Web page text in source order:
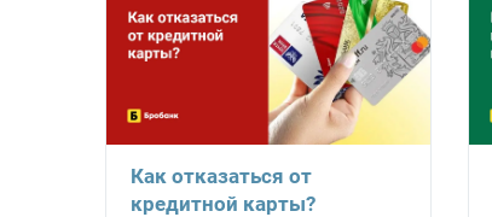
Как отказаться от
кредитной карты?